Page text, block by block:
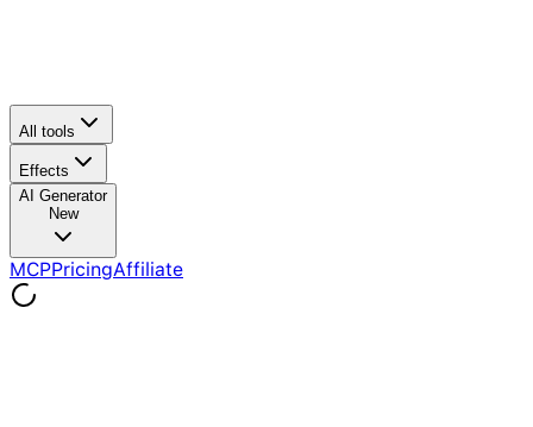
All tools
Effects
AI Generator
New
MCPPricingAffiliate